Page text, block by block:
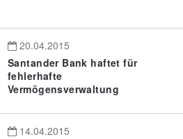
20.04.2015
Santander Bank haftet für
fehlerhafte
Vermögensverwaltung
14.04.2015